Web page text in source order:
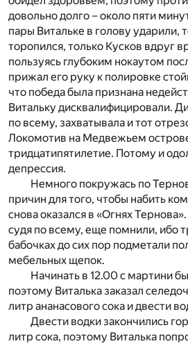
довольно долго – около пяти
пары Витальке в голову ударили,
торопился, только Кусков вдруг
пользуясь глубоким нокаутом
прижал его руку к полировке
что победа была признана
Витальку дисквалифицировали.
по всему, захватывала и тот
Локомотив на Медвежьем
тридцатипятилетие. Потому и
депрессия.
Немного покружась по
причин для того, чтобы набить
снова оказался в «Огнях
судя по всему, еще помнили, ибо
бабочках до сих пор подметали
мебельных щепок.
Начинать в 12.00 с мартини
поэтому Виталька заказал
литр ананасового сока и двести
Двести водки закончились
литр сока, поэтому Виталька